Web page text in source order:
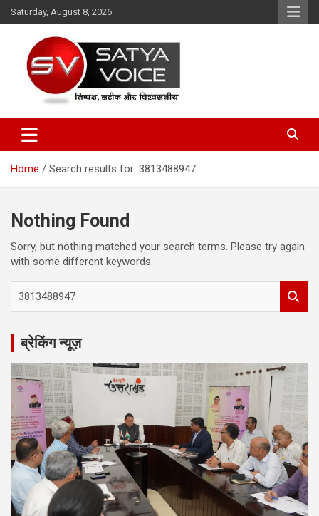
Skip
to
Saturday, August 8, 2026
Satya Voice
Home Search results for: 3813488947
Nothing Found
Sorry, but nothing matched your search terms. Please try again
with some different keywords.
r
h
ब्रेकिंग न्यूज़